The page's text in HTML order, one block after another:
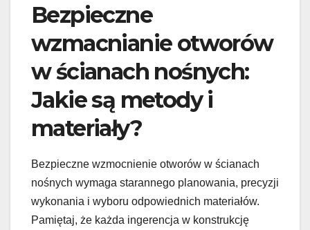
Bezpieczne
wzmacnianie otworów
w ścianach nośnych:
Jakie są metody i
materiały?
Bezpieczne wzmocnienie otworów w ścianach
nośnych wymaga starannego planowania, precyzji
wykonania i wyboru odpowiednich materiałów.
Pamiętaj, że każda ingerencja w konstrukcję